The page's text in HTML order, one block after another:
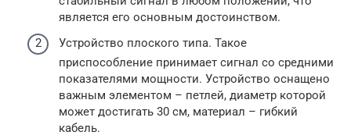
является его основным достоинством.
Устройство плоского типа. Такое
приспособление принимает сигнал со средними
показателями мощности. Устройство оснащено
важным элементом – петлей, диаметр которой
может достигать 30 см, материал – гибкий
кабель.